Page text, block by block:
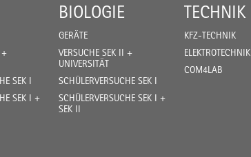
+
SEK I
SEK I +
BIOLOGIE
GERÄTE
VERSUCHE SEK II +
UNIVERSITÄT
SCHÜLERVERSUCHE SEK I
SCHÜLERVERSUCHE SEK I +
SEK II
TECHNIK
KFZ-TECHNIK
ELEKTROTECHNIK
COM4LAB